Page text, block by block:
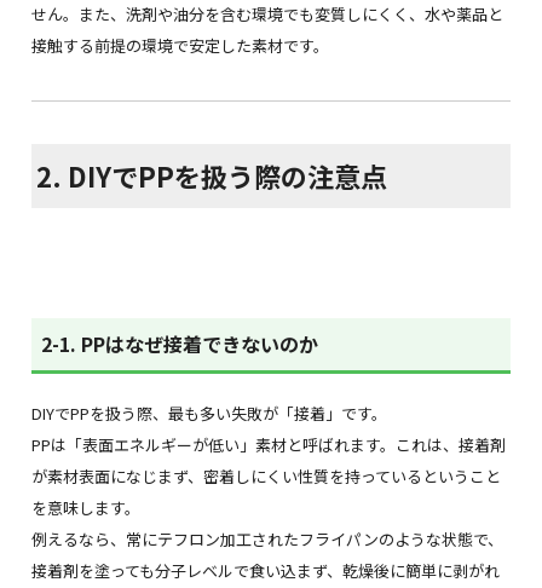
せん。また、洗剤や油分を含む環境でも変質しにくく、水や薬品と
接触する前提の環境で安定した素材です。
2. DIYでPPを扱う際の注意点
2-1. PPはなぜ接着できないのか
DIYでPPを扱う際、最も多い失敗が「接着」です。
PPは「表面エネルギーが低い」素材と呼ばれます。これは、接着剤
が素材表面になじまず、密着しにくい性質を持っているということ
を意味します。
例えるなら、常にテフロン加工されたフライパンのような状態で、
接着剤を塗っても分子レベルで食い込まず、乾燥後に簡単に剥がれ